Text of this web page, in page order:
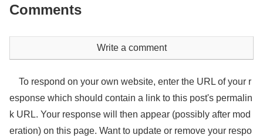
Comments
Write a comment
To respond on your own website, enter the URL of your r
esponse which should contain a link to this post's permalin
k URL. Your response will then appear (possibly after mod
eration) on this page. Want to update or remove your respo